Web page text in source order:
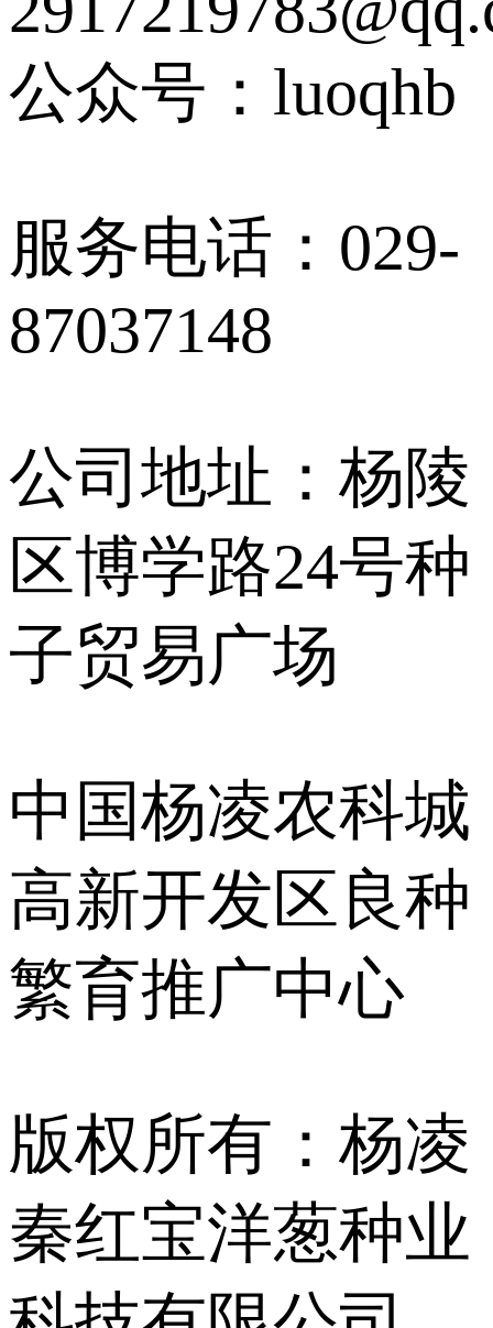
公众号：luoqhb
服务电话：029-
87037148
公司地址：杨陵
区博学路24号种
子贸易广场
中国杨凌农科城
高新开发区良种
繁育推广中心
版权所有：杨凌
秦红宝洋葱种业